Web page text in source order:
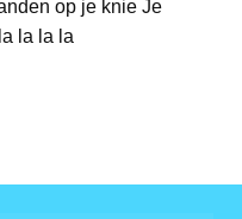
op je knie Je
la la la